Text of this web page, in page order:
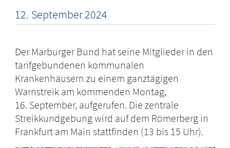
12. September2024
Der Marburger Bund hat seine Mitglieder in den
tarifgebundenen kommunalen
Krankenhäusern zu einem ganztägigen
Warnstreik am kommenden Montag,
16. September, aufgerufen. Die zentrale
Streikkundgebung wird auf dem Römerberg in
Frankfurt am Main stattfinden (13 bis 15 Uhr).